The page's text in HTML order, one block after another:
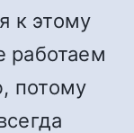
к этому
работаем
потому